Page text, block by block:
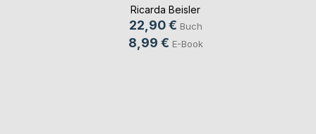
Ricarda Beisler
22,90 € Buch
8,99 € E-Book